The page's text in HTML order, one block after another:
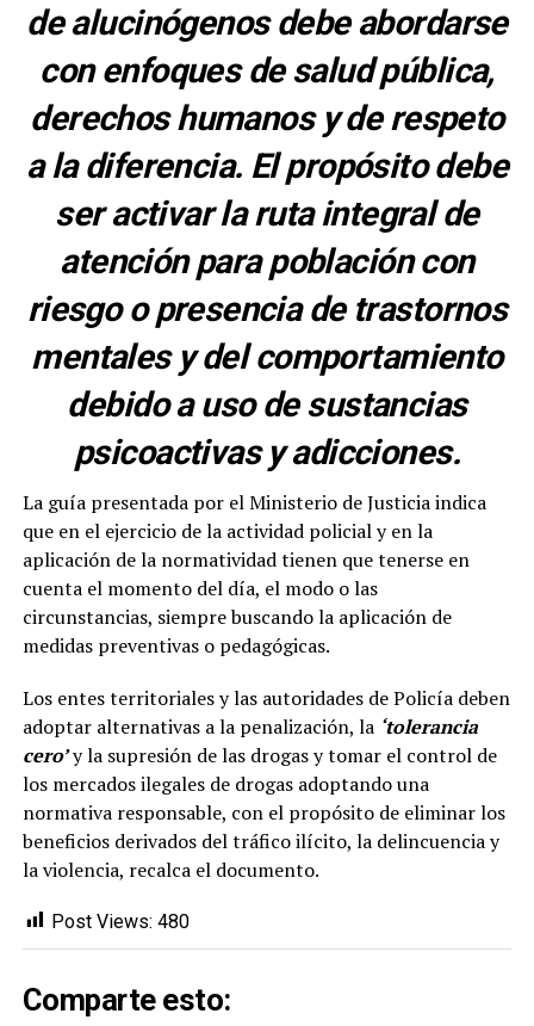
de alucinógenos debe abordarse
con enfoques de salud pública,
derechos humanos y de respeto
a la diferencia. El propósito debe
ser activar la ruta integral de
atención para población con
riesgo o presencia de trastornos
mentales y del comportamiento
debido a uso de sustancias
psicoactivas y adicciones.
La guía presentada por el Ministerio de Justicia indica
que en el ejercicio de la actividad policial y en la
aplicación de la normatividad tienen que tenerse en
cuenta el momento del día, el modo o las
circunstancias, siempre buscando la aplicación de
medidas preventivas o pedagógicas.
Los entes territoriales y las autoridades de Policía deben
adoptar alternativas a la penalización, la ‘tolerancia
cero’y la supresión de las drogas y tomar el control de
los mercados ilegales de drogas adoptando una
normativa responsable, con el propósito de eliminar los
beneficios derivados del tráfico ilícito, la delincuencia y
la violencia, recalca el documento.
Post Views: 480
Comparte esto: